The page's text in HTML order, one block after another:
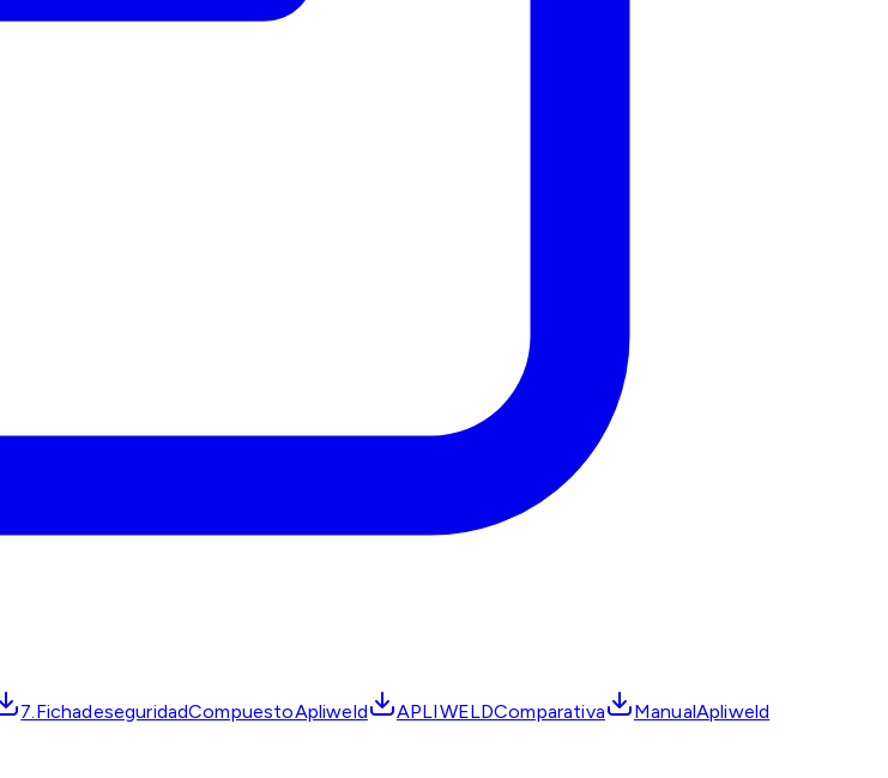
7.FichadeseguridadCompuestoApliweld APLIWELDComparativa ManualApliweld